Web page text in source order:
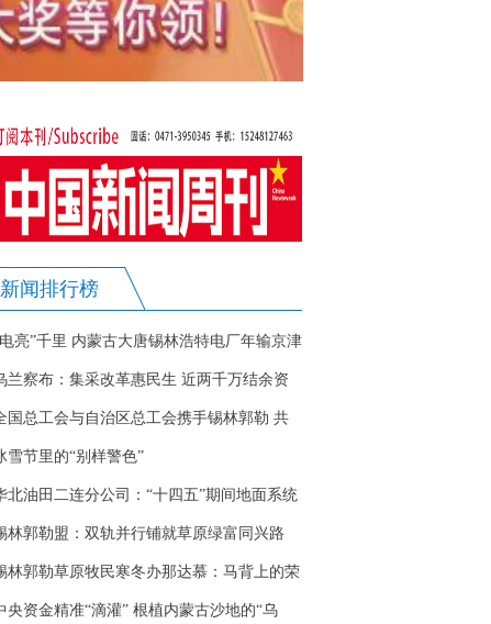
新闻排行榜
亮”千里 内蒙古大唐锡林浩特电厂年输京津
鲁苏50亿千瓦时
兰察布：集采改革惠民生 近两千万结余资
反哺医疗机构
国总工会与自治区总工会携手锡林郭勒 共
全民禁毒坚固防线
雪节里的“别样警色”
北油田二连分公司：“十四五”期间地面系统
坚克难结硕果
林郭勒盟：双轨并行铺就草原绿富同兴路
林郭勒草原牧民寒冬办那达慕：马背上的荣
之战
央资金精准“滴灌” 根植内蒙古沙地的“乌